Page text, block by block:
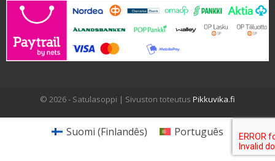
© 2026 - Satulasoppi | Sivuston toteutus Pikkuvika.fi
Suomi (Finlandês) Português